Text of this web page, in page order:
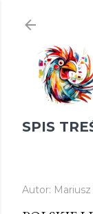
SPIS
Autor: